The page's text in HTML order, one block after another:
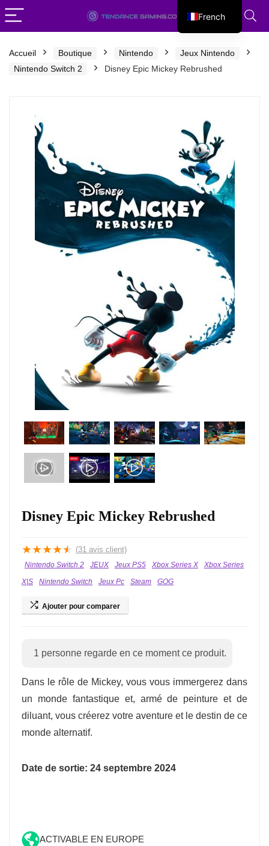
Accueil Boutique Nintendo
Jeux Nintendo
Nintendo Switch 2
Disney Epic Mickey Rebrushed
Disney Epic Mickey Rebrushed
★★★★★ (31 avis client)
Nintendo Switch 2 JEUX Jeux PS5 Xbox Series X
Xbox Series
X|S
Nintendo Switch Jeux Pc Steam GOG
Ajouter pour comparer
1 personne regarde en ce moment ce produit.
Dans le rôle de Mickey, vous vous immergerez dans
un monde fantastique et, armé de peinture et de
diluant, vous créerez votre aventure et le destin de ce
monde alternatif.
Date de sortie: 24 septembre 2024
ACTIVABLE EN EUROPE
French
English